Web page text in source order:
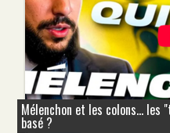
Mélenchon et les colons...
basé ?